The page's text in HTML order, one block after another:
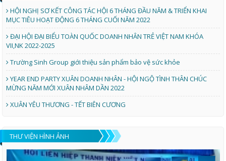
HỘI NGHỊ SƠ KẾT CÔNG TÁC HỘI 6 THÁNG ĐẦU NĂM & TRIỂN KHAI
MỤC TIÊU HOẠT ĐỘNG 6 THÁNG CUỐI NĂM 2022
ĐẠI HỘI ĐẠI BIỂU TOÀN QUỐC DOANH NHÂN TRẺ VIỆT NAM KHÓA
VII,NK 2022-2025
Trường Sinh Group giới thiệu sản phẩm bảo vệ sức khỏe
YEAR END PARTY XUÂN DOANH NHÂN - HỘI NGỘ TÌNH THÂN CHÚC
MỪNG NĂM MỚI XUÂN NHÂM DẦN 2022
XUÂN YÊU THƯƠNG - TẾT BIÊN CƯƠNG
THƯ VIỆN HÌNH ẢNH